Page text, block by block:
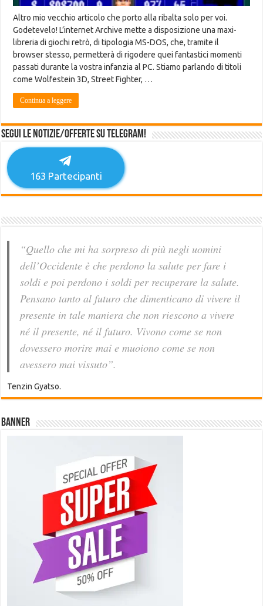
Altro mio vecchio articolo che porto alla ribalta solo per voi.
Godetevelo! L’internet Archive mette a disposizione una maxi-
libreria di giochi retrò, di tipologia MS-DOS, che, tramite il
browser stesso, permetterà di rigodere quei fantastici momenti
passati durante la vostra infanzia al PC. Stiamo parlando di titoli
come Wolfestein 3D, Street Fighter, …
Continua a leggere
Segui le notizie/offerte su Telegram!
163 Partecipanti
“Quello che mi ha sorpreso di più negli uomini
dell’Occidente è che perdono la salute per fare i
soldi e poi perdono i soldi per recuperare la salute.
Pensano tanto al futuro che dimenticano di vivere il
presente in tale maniera che non riescono a vivere
né il presente, né il futuro. Vivono come se non
dovessero morire mai e muoiono come se non
avessero mai vissuto”.
Tenzin Gyatso.
Banner